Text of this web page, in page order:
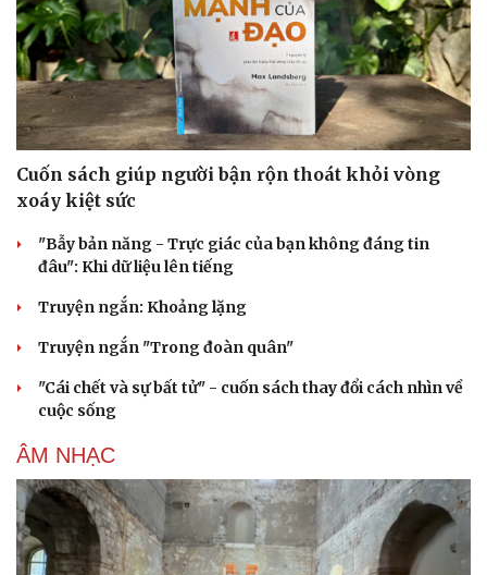
Cuốn sách giúp người bận rộn thoát khỏi vòng
xoáy kiệt sức
"Bẫy bản năng - Trực giác của bạn không đáng tin
đâu": Khi dữ liệu lên tiếng
Truyện ngắn: Khoảng lặng
Truyện ngắn "Trong đoàn quân"
"Cái chết và sự bất tử" - cuốn sách thay đổi cách nhìn về
cuộc sống
ÂM NHẠC